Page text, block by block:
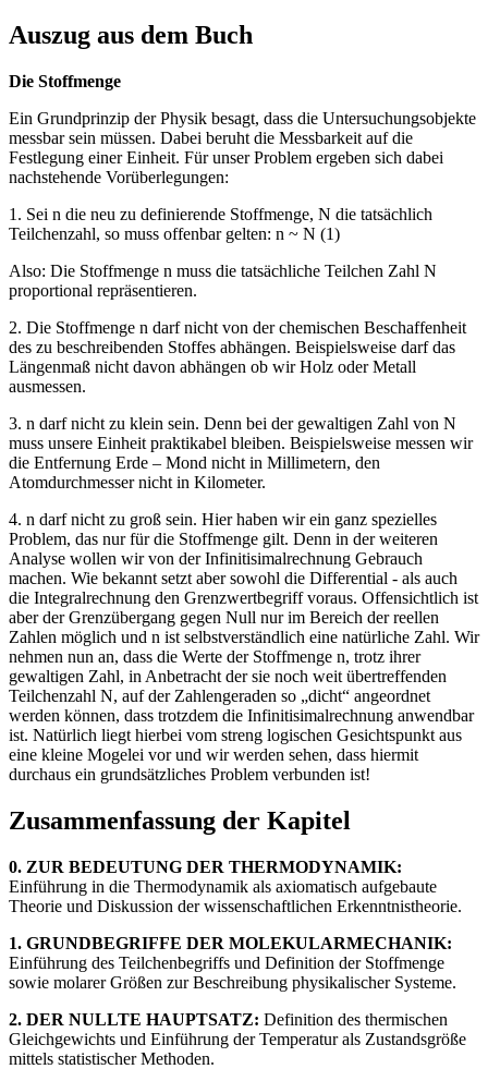
Auszug aus dem Buch
Die Stoffmenge
Ein Grundprinzip der Physik besagt, dass die Untersuchungsobjekte
messbar sein müssen. Dabei beruht die Messbarkeit auf die
Festlegung einer Einheit. Für unser Problem ergeben sich dabei
nachstehende Vorüberlegungen:
1. Sei n die neu zu definierende Stoffmenge, N die tatsächlich
Teilchenzahl, so muss offenbar gelten: n ~ N (1)
Also: Die Stoffmenge n muss die tatsächliche Teilchen Zahl N
proportional repräsentieren.
2. Die Stoffmenge n darf nicht von der chemischen Beschaffenheit
des zu beschreibenden Stoffes abhängen. Beispielsweise darf das
Längenmaß nicht davon abhängen ob wir Holz oder Metall
ausmessen.
3. n darf nicht zu klein sein. Denn bei der gewaltigen Zahl von N
muss unsere Einheit praktikabel bleiben. Beispielsweise messen wir
die Entfernung Erde – Mond nicht in Millimetern, den
Atomdurchmesser nicht in Kilometer.
4. n darf nicht zu groß sein. Hier haben wir ein ganz spezielles
Problem, das nur für die Stoffmenge gilt. Denn in der weiteren
Analyse wollen wir von der Infinitisimalrechnung Gebrauch
machen. Wie bekannt setzt aber sowohl die Differential - als auch
die Integralrechnung den Grenzwertbegriff voraus. Offensichtlich ist
aber der Grenzübergang gegen Null nur im Bereich der reellen
Zahlen möglich und n ist selbstverständlich eine natürliche Zahl. Wir
nehmen nun an, dass die Werte der Stoffmenge n, trotz ihrer
gewaltigen Zahl, in Anbetracht der sie noch weit übertreffenden
Teilchenzahl N, auf der Zahlengeraden so „dicht“ angeordnet
werden können, dass trotzdem die Infinitisimalrechnung anwendbar
ist. Natürlich liegt hierbei vom streng logischen Gesichtspunkt aus
eine kleine Mogelei vor und wir werden sehen, dass hiermit
durchaus ein grundsätzliches Problem verbunden ist!
Zusammenfassung der Kapitel
0. ZUR BEDEUTUNG DER THERMODYNAMIK:
Einführung in die Thermodynamik als axiomatisch aufgebaute
Theorie und Diskussion der wissenschaftlichen Erkenntnistheorie.
1. GRUNDBEGRIFFE DER MOLEKULARMECHANIK:
Einführung des Teilchenbegriffs und Definition der Stoffmenge
sowie molarer Größen zur Beschreibung physikalischer Systeme.
2. DER NULLTE HAUPTSATZ: Definition des thermischen
Gleichgewichts und Einführung der Temperatur als Zustandsgröße
mittels statistischer Methoden.